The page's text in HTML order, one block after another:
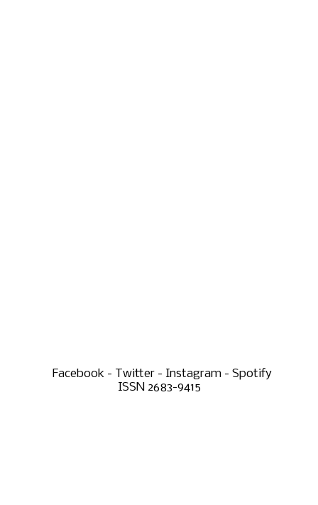
Facebook - Twitter - Instagram - Spotify
ISSN 2683-9415